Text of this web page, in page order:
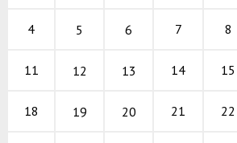
4 5 6 7 8
11 12 13 14 15
18 19 20 21 22